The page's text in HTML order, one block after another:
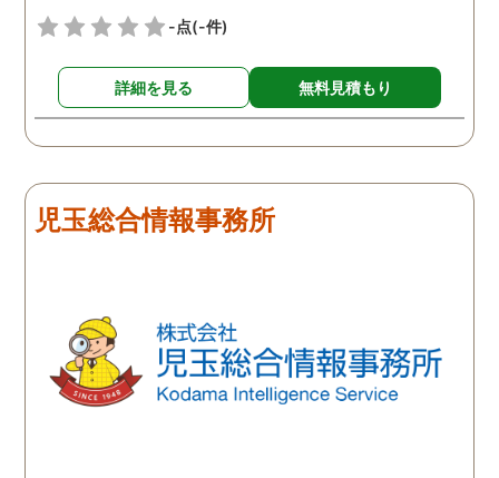
-点(-件)
詳細を見る 無料見積もり
児玉総合情報事務所